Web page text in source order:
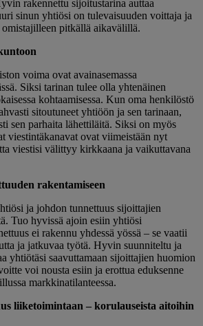
rakennettu sijoitustarina auttaa
sinun yhtiösi on tulevaisuuden voittaja ja
pitkällä aikavälillä.
voima ovat avainasemassa
Siksi tarinan tulee olla yhtenäinen
kohtaamisessa. Kun oma henkilöstö
sitoutuneet yhtiöön ja sen tarinaan,
sen parhaita lähettiläitä. Siksi on myös
viestintäkanavat ovat viimeistään nyt
viestisi välittyy kirkkaana ja vaikuttavana
rakentamiseen
ja johdon tunnettuus sijoittajien
Tuo hyvissä ajoin esiin yhtiösi
ei rakennu yhdessä yössä – se vaatii
ja jatkuvaa työtä. Hyvin suunniteltu ja
yhtiötäsi saavuttamaan sijoittajien huomion
voi nousta esiin ja erottua eduksenne
markkinatilanteessa.
liiketoimintaan – korulauseista aitoihin